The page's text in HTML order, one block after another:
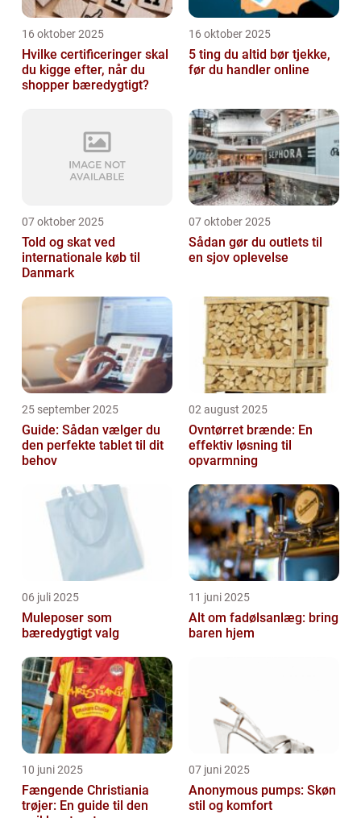
16 oktober 2025
Hvilke certificeringer skal
du kigge efter, når du
shopper bæredygtigt?
16 oktober 2025
5 ting du altid bør tjekke,
før du handler online
07 oktober 2025
Told og skat ved
internationale køb til
Danmark
07 oktober 2025
Sådan gør du outlets til
en sjov oplevelse
25 september 2025
Guide: Sådan vælger du
den perfekte tablet til dit
behov
02 august 2025
Ovntørret brænde: En
effektiv løsning til
opvarmning
06 juli 2025
Muleposer som
bæredygtigt valg
11 juni 2025
Alt om fadølsanlæg: bring
baren hjem
10 juni 2025
Fængende Christiania
trøjer: En guide til den
07 juni 2025
Anonymous pumps: Skøn
stil og komfort